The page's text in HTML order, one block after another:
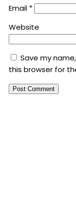
Email *
Website
Save my
this browser for